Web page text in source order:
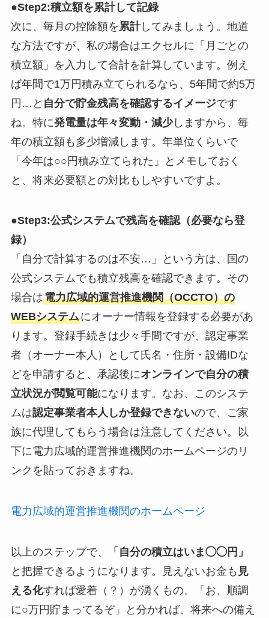
●Step2:積立額を累計して記録
次に、毎月の控除額を 累計してみましょう。地道
な方法ですが、私の場合はエクセルに「月ごとの
積立額」を入力して合計を計算しています。例え
ば年間で1万円積み立てられるなら、5年間で約5万
円…と 自分で貯金残高を確認するイメージです
ね。特に発電量は年々変動・減少しますから、毎
年の積立額も多少増減します。年単位くらいで
「今年は○○円積み立てられた」とメモしておく
と、将来必要額との対比もしやすいですよ。
●Step3:公式システムで残高を確認（必要なら登
録）
「自分で計算するのは不安…」という方は、国の
公式システムでも積立残高を確認できます。その
場合は電力広域的運営推進機関（OCCTO）の
WEBシステムにオーナー情報を登録する必要があ
ります。登録手続きは少々手間ですが、認定事業
者（オーナー本人）として氏名・住所・設備IDな
どを申請すると、承認後にオンラインで自分の積
立状況が閲覧可能になります。なお、このシステ
ムは認定事業者本人しか登録できないので、ご家
族に代理してもらう場合は注意してください。以
下に電力広域的運営推進機関のホームページのリ
ンクを貼っておきますね。
電力広域的運営推進機関のホームページ
以上のステップで、
「自分の積立はいま◯◯円」
と把握できるようになります。見えないお金も 見
える化すれば愛着（？）が湧くもの。「お、順調
に○万円貯まってるぞ」と分かれば、将来への備え